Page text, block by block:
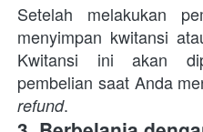
Setelah melakukan
menyimpan kwitansi
Kwitansi ini akan
pembelian saat Anda
refund.